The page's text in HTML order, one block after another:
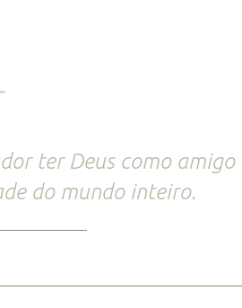
ter Deus como amigo
do mundo inteiro.